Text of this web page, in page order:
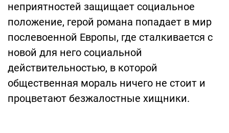
неприятностей защищает социальное
положение, герой романа попадает в мир
послевоенной Европы, где сталкивается с
новой для него социальной
действительностью, в которой
общественная мораль ничего не стоит и
процветают безжалостные хищники.